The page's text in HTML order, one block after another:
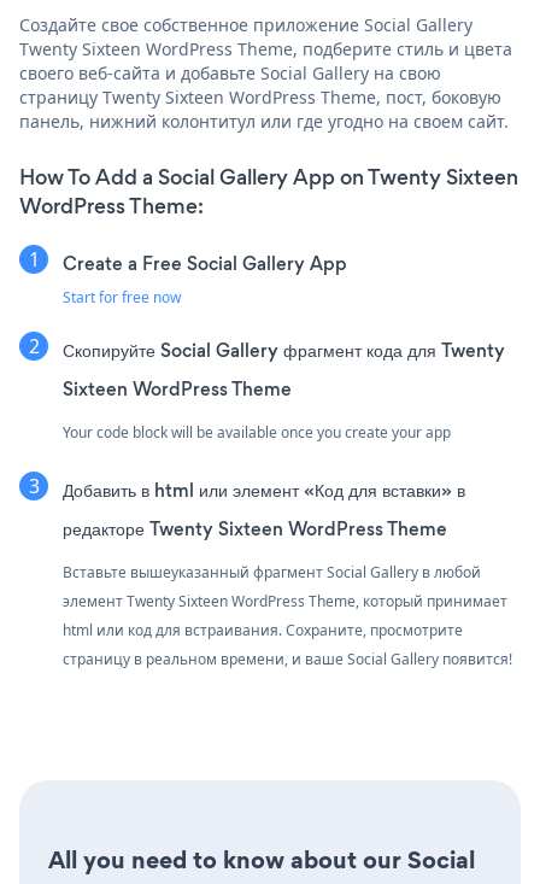
Создайте свое собственное приложение Social Gallery
Twenty Sixteen WordPress Theme, подберите стиль и цвета
своего веб-сайта и добавьте Social Gallery на свою
страницу Twenty Sixteen WordPress Theme, пост, боковую
панель, нижний колонтитул или где угодно на своем сайт.
How To Add a Social Gallery App on Twenty Sixteen
WordPress Theme:
Create a Free Social Gallery App
Start for free now
Скопируйте Social Gallery фрагмент кода для Twenty
Sixteen WordPress Theme
Your code block will be available once you create your app
Добавить в html или элемент «Код для вставки» в
редакторе Twenty Sixteen WordPress Theme
Вставьте вышеуказанный фрагмент Social Gallery в любой
элемент Twenty Sixteen WordPress Theme, который принимает
html или код для встраивания. Сохраните, просмотрите
страницу в реальном времени, и ваше Social Gallery появится!
All you need to know about our Social